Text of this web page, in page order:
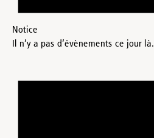
Notice
Il n’y a pas d’évènements ce jour là.